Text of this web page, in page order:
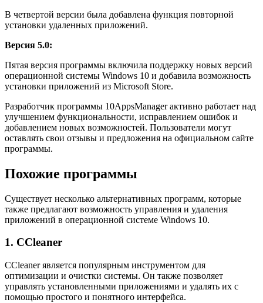
В четвертой версии была добавлена функция повторной
установки удаленных приложений.
Версия 5.0:
Пятая версия программы включила поддержку новых версий
операционной системы Windows 10 и добавила возможность
установки приложений из Microsoft Store.
Разработчик программы 10AppsManager активно работает над
улучшением функциональности, исправлением ошибок и
добавлением новых возможностей. Пользователи могут
оставлять свои отзывы и предложения на официальном сайте
программы.
Похожие программы
Существует несколько альтернативных программ, которые
также предлагают возможность управления и удаления
приложений в операционной системе Windows 10.
1. CCleaner
CCleaner является популярным инструментом для
оптимизации и очистки системы. Он также позволяет
управлять установленными приложениями и удалять их с
помощью простого и понятного интерфейса.